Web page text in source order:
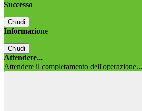
Successo
Chiudi
Informazione
Chiudi
Attendere...
Attendere il completamento dell'operazione...